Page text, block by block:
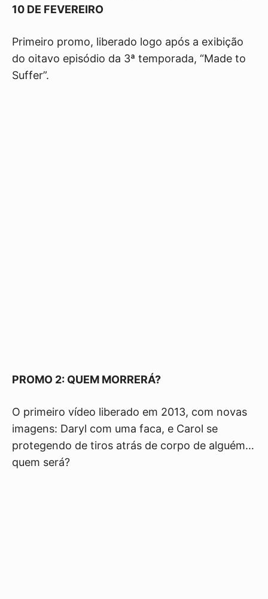
10 DE FEVEREIRO
Primeiro promo, liberado logo após a exibição
do oitavo episódio da 3ª temporada, “Made to
Suffer”.
PROMO 2: QUEM MORRERÁ?
O primeiro vídeo liberado em 2013, com novas
imagens: Daryl com uma faca, e Carol se
protegendo de tiros atrás de corpo de alguém…
quem será?